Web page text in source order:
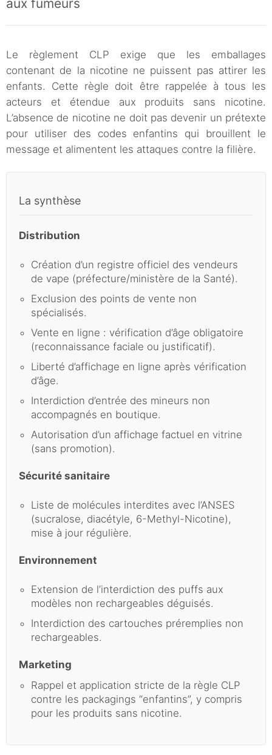
aux fumeurs
Le règlement CLP exige que les emballages
contenant de la nicotine ne puissent pas attirer les
enfants. Cette règle doit être rappelée à tous les
acteurs et étendue aux produits sans nicotine.
L’absence de nicotine ne doit pas devenir un prétexte
pour utiliser des codes enfantins qui brouillent le
message et alimentent les attaques contre la filière.
La synthèse
Distribution
Création d’un registre officiel des vendeurs
de vape (préfecture/ministère de la Santé).
Exclusion des points de vente non
spécialisés.
Vente en ligne : vérification d’âge obligatoire
(reconnaissance faciale ou justificatif).
Liberté d’affichage en ligne après vérification
d’âge.
Interdiction d’entrée des mineurs non
accompagnés en boutique.
Autorisation d’un affichage factuel en vitrine
(sans promotion).
Sécurité sanitaire
Liste de molécules interdites avec l’ANSES
(sucralose, diacétyle, 6-Methyl-Nicotine),
mise à jour régulière.
Environnement
Extension de l’interdiction des puffs aux
modèles non rechargeables déguisés.
Interdiction des cartouches préremplies non
rechargeables.
Marketing
Rappel et application stricte de la règle CLP
contre les packagings “enfantins”, y compris
pour les produits sans nicotine.